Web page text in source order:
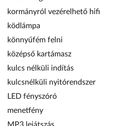
kormányról vezérelhető hifi
ködlámpa
könnyűfém felni
középső kartámasz
kulcs nélküli indítás
kulcsnélküli nyitórendszer
LED fényszóró
menetfény